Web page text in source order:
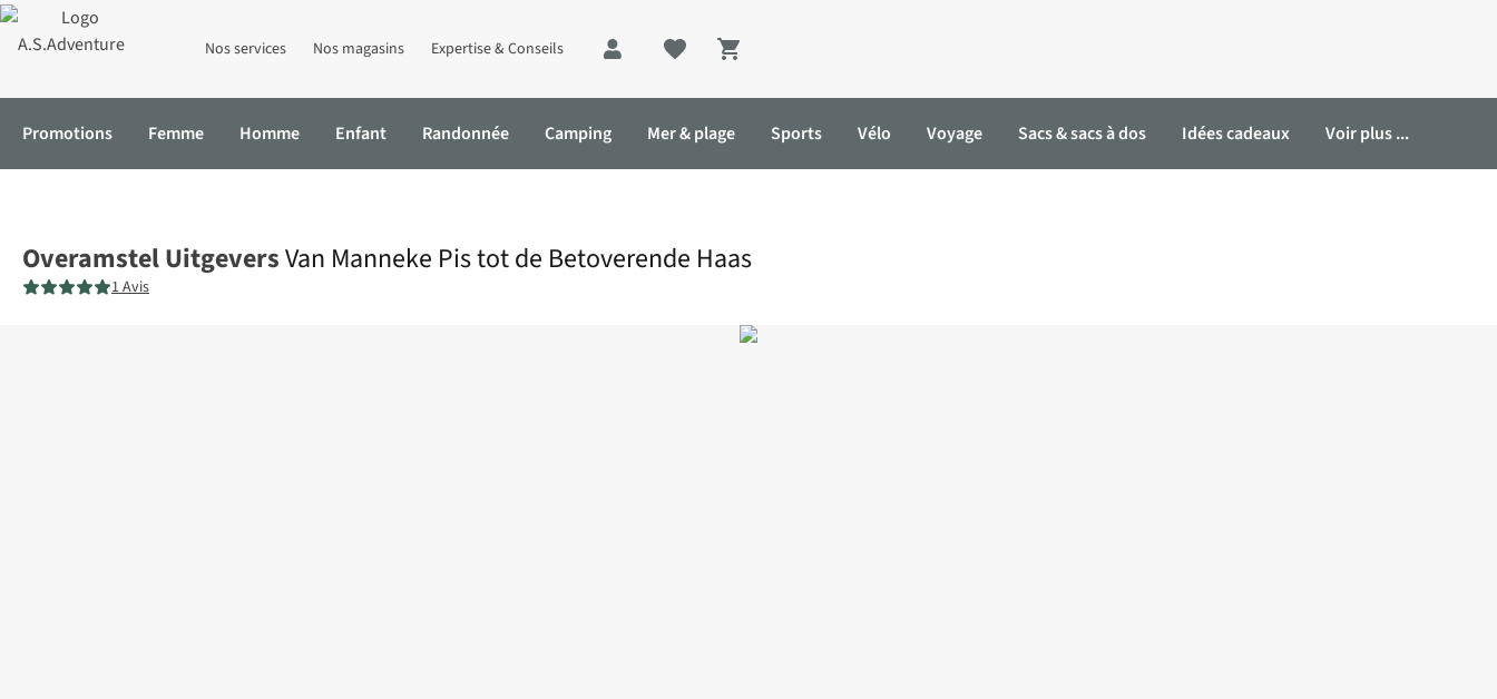
Nos services Nos magasins Expertise & Conseils
Shopping cart
Promotions Femme Homme Enfant Randonnée Camping Mer & plage Sports Vélo Voyage Sacs & sacs à dos Idées cadeaux Voir plus ...
Overamstel UitgeversVan Manneke Pis tot de Betoverende Haas
1 Avis